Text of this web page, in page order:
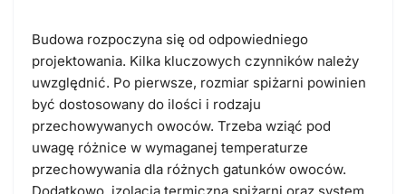
Budowa rozpoczyna się od odpowiedniego
projektowania. Kilka kluczowych czynników należy
uwzględnić. Po pierwsze, rozmiar spiżarni powinien
być dostosowany do ilości i rodzaju
przechowywanych owoców. Trzeba wziąć pod
uwagę różnice w wymaganej temperaturze
przechowywania dla różnych gatunków owoców.